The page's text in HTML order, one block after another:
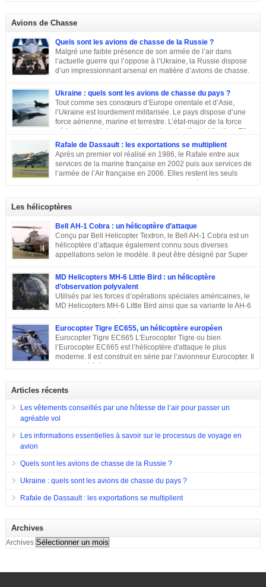
Avions de Chasse
Quels sont les avions de chasse de la Russie ?
Malgré une faible présence de son armée de l’air dans
l’actuelle guerre qui l’oppose à l’Ukraine, la Russie dispose
d’un impressionnant arsenal en matière d’avions de chasse.
ensemble les principaux moyens dont dispose sa force aérienne.
Ukraine : quels sont les avions de chasse du pays ?
Tout comme ses consœurs d’Europe orientale et d’Asie,
l’Ukraine est lourdement militarisée. Le pays dispose d’une
force aérienne, marine et terrestre. L’état-major de la force
aérienne ukrainienne se trouve dans la ville de Vinnitsa. Elle
est équipée en majorité d’avions de fabrication soviétique. Parmi les
républiques socialistes soviétiques, l’Ukraine élabore l’une des plus
stratégiques. D’après les statistiques de 2014, l’armée de l’air ukrainienne
et les forces de défense aérienne contiennent environ 43 000 personnes et
247 avions. L’armée ukrainienne se divise en trois commandements
Rafale de Dassault : les exportations se multiplient
Après un premier vol réalisé en 1986, le Rafale entre aux
services de la marine française en 2002 puis aux services de
l’armée de l’Air française en 2006. Elles restent les seuls
exploitants du chasseur français pendant près de 10 ans. En
que le succès viendra bientôt. Quatre ans plus tard, les premières
commandes étrangères sont signées et depuis, le constructeur multiplie les
exportations. Tour d’horizon sur les exportations du Rafale …
Les hélicoptères
Bell AH-1 Cobra : un hélicoptère d’attaque
Conçu par Bell Helicopter Textron, le Bell AH-1 Cobra est un
hélicoptère d’attaque également connu sous diverses
appellations selon le modèle. Il peut être désigné par Super
Cobra, Snake ou encore Viper. Le modèle premier était doté de la même
motorisation, de la même transmission et du même rotor principal que le
Bell UH-1 Iroquois. Cet appareil a effectué son premier vol en septembre
1965, est entré en service en 1967 et est toujours en service dans quelques
pays. Sa conception C’est en 1962 que Bell décide de construire un
MD Helicopters MH-6 Little Bird : un hélicoptère
d’observation polyvalent
Utilisés par les forces d’opérations spéciales américaines, le
MD Helicopters MH-6 Little Bird ainsi que sa variante le AH-6
est un hélicoptère léger conçu sur la base du Hughes OH-6 et
du Hughes MD 500. Il a été conçu par l’avionneur américain MD
Helicopters. Sa conception Lorsqu’en 1960, l’armée américaine a évoqué
son souhait de développer un hélicoptère léger d’observation qui serait
également capable d’endosser divers rôles, de nombreuses compagnies
sont entrées en compétition pour remporter le projet. Parmi elles, il y a eu
Eurocopter Tigre EC655, un hélicoptère européen
Eurocopter Tigre EC665 L'Eurocopter Tigre ou bien
l’Eurocopter EC665 est l’hélicoptère d'attaque le plus
moderne. Il est construit en série par l’avionneur Eurocopter. Il
construit afin d’assurer les missions d’appui à proximité immédiate des
forces terrestres. Il a été utilisé en 2009 lors de la guerre en Afghanistan.
Eurocopter Tigre EC655
Articles récents
Les vêtements conseillés par une hôtesse de l’air pour passer un
agréable vol
Les informations essentielles à savoir sur le processus de voyage en
avion
Quels sont les avions de chasse de la Russie ?
Ukraine : quels sont les avions de chasse du pays ?
Rafale de Dassault : les exportations se multiplient
Archives
Archives